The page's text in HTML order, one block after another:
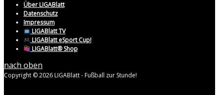
Über LIGABlatt
Datenschutz
Impressum
LIGABlatt TV
LIGABlatt eSport Cup!
LIGABlatt® Shop
nach oben
Copyright © 2026 LIGABlatt - Fußball zur Stunde!